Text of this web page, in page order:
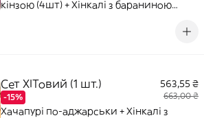
кінзою (4шт) + Хінкалі з бараниною
Сет ХІТовий (1 шт.)
-15%
563,55 ₴
663,00 ₴
Хачапурі по-аджарськи + Хінкалі з